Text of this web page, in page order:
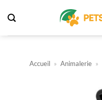
au
contenu
Accueil » Animalerie »